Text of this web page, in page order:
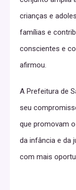
crianças e
famílias e
conscientes e
afirmou.
A Prefeitura de
seu
que promovam
da infância e da
com mais